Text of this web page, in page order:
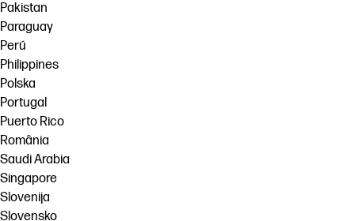
Pakistan
Paraguay
Perú
Philippines
Polska
Portugal
Puerto Rico
România
Saudi Arabia
Singapore
Slovenija
Slovensko